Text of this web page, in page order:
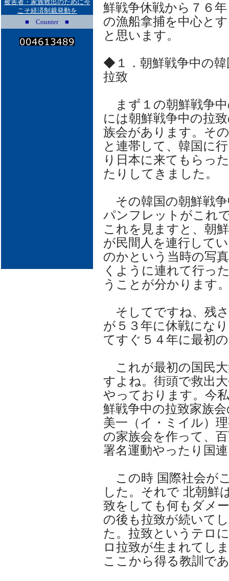
被害者・家族救出のために今
こそ経済制裁発動を
■ Counter ■
鮮戦争休戦から７６
の漁船拿捕を中心と
と思います。
◆１．朝鮮戦争中の韓
拉致
まず１の朝鮮戦争
には朝鮮戦争中の拉
族会があります。そ
と連帯して、韓国に
り日本に来てもらっ
たりしてきました。
その韓国の朝鮮戦
パンフレットがこれ
これを見ますと、朝
が民間人を連行して
のかという当時の写
くように連れて行っ
うことが分かります
そしてですね、残
が５３年に休戦にな
てすぐ５４年に最初
これが最初の国民
すよね。街頭で救出
やっております。今
鮮戦争中の拉致家族
美一（イ・ミイル）
の家族会を作って、
署名運動やったり国
この時 国際社会が
した。それで 北朝鮮
致をしても何もダメ
の後も拉致が続いて
た。拉致というテロ
ロ拉致が生まれてし
ここから得る教訓で